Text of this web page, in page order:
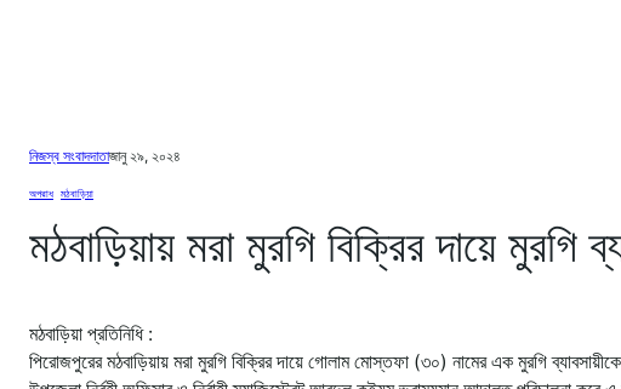
নিজস্ব সংবাদদাতাজানু ২৯, ২০২৪
অপরাধ মঠবাড়িয়া
মঠবাড়িয়ায় মরা মুরগি বিক্রির দায়ে মুরগি
মঠবাড়িয়া প্রতিনিধি :
পিরোজপুরের মঠবাড়িয়ায় মরা মুরগি বিক্রির দায়ে গোলাম মোস্তফা (৩০) নামের এক মুরগি